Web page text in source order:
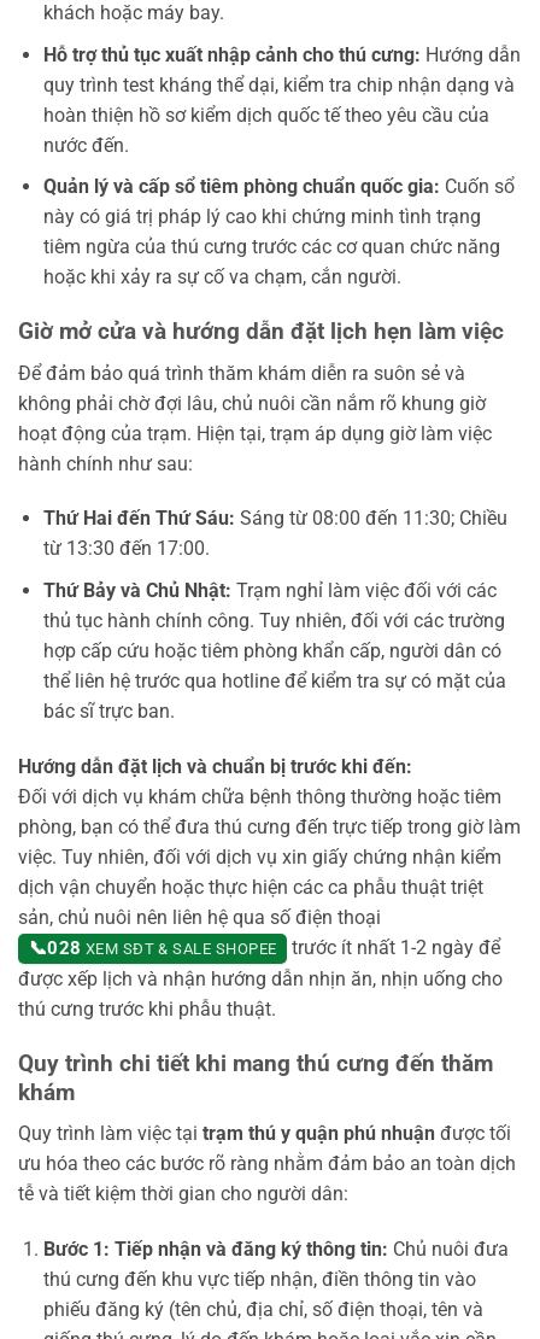
khách hoặc máy bay.
Hỗ trợ thủ tục xuất nhập cảnh cho thú cưng: Hướng dẫn
quy trình test kháng thể dại, kiểm tra chip nhận dạng và
hoàn thiện hồ sơ kiểm dịch quốc tế theo yêu cầu của
nước đến.
Quản lý và cấp sổ tiêm phòng chuẩn quốc gia: Cuốn sổ
này có giá trị pháp lý cao khi chứng minh tình trạng
tiêm ngừa của thú cưng trước các cơ quan chức năng
hoặc khi xảy ra sự cố va chạm, cắn người.
Giờ mở cửa và hướng dẫn đặt lịch hẹn làm việc
Để đảm bảo quá trình thăm khám diễn ra suôn sẻ và
không phải chờ đợi lâu, chủ nuôi cần nắm rõ khung giờ
hoạt động của trạm. Hiện tại, trạm áp dụng giờ làm việc
hành chính như sau:
Thứ Hai đến Thứ Sáu: Sáng từ 08:00 đến 11:30; Chiều
từ 13:30 đến 17:00.
Thứ Bảy và Chủ Nhật: Trạm nghỉ làm việc đối với các
thủ tục hành chính công. Tuy nhiên, đối với các trường
hợp cấp cứu hoặc tiêm phòng khẩn cấp, người dân có
thể liên hệ trước qua hotline để kiểm tra sự có mặt của
bác sĩ trực ban.
Hướng dẫn đặt lịch và chuẩn bị trước khi đến:
Đối với dịch vụ khám chữa bệnh thông thường hoặc tiêm
phòng, bạn có thể đưa thú cưng đến trực tiếp trong giờ làm
việc. Tuy nhiên, đối với dịch vụ xin giấy chứng nhận kiểm
dịch vận chuyển hoặc thực hiện các ca phẫu thuật triệt
sản, chủ nuôi nên liên hệ qua số điện thoại
📞028 XEM SĐT & SALE SHOPEE
trước ít nhất 1-2 ngày để
được xếp lịch và nhận hướng dẫn nhịn ăn, nhịn uống cho
thú cưng trước khi phẫu thuật.
Quy trình chi tiết khi mang thú cưng đến thăm
khám
Quy trình làm việc tại trạm thú y quận phú nhuận được tối
ưu hóa theo các bước rõ ràng nhằm đảm bảo an toàn dịch
tễ và tiết kiệm thời gian cho người dân:
Bước 1: Tiếp nhận và đăng ký thông tin: Chủ nuôi đưa
thú cưng đến khu vực tiếp nhận, điền thông tin vào
phiếu đăng ký (tên chủ, địa chỉ, số điện thoại, tên và